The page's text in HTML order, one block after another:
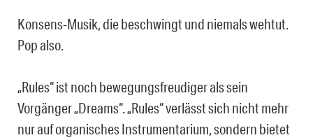
Konsens-Musik, die beschwingt und niemals wehtut.
Pop also.
„Rules“ ist noch bewegungsfreudiger als sein
Vorgänger „Dreams“. „Rules“ verlässt sich nicht mehr
nur auf organisches Instrumentarium, sondern bietet